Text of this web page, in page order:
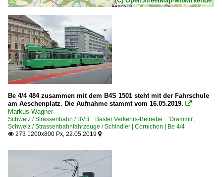
Be 4/4 484 zusammen mit dem B4S 1501 steht mit der Fahrschule
am Aeschenplatz. Die Aufnahme stammt vom 16.05.2019. 
Markus Wagner
Schweiz / Strassenbahn / BVB Basler Verkehrs-Betriebe 'Drämmli',
Schweiz / Strassenbahnfahrzeuge / Schindler | Cornichon | Be 4/4
 273 1200x800 Px, 22.05.2019 